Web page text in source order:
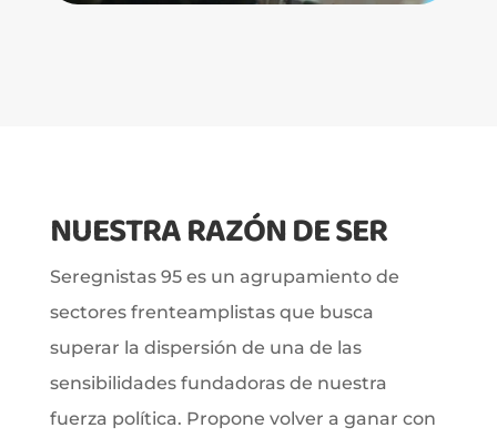
NUESTRA RAZÓN DE SER
Seregnistas 95 es un agrupamiento de
sectores frenteamplistas que busca
superar la dispersión de una de las
sensibilidades fundadoras de nuestra
fuerza política. Propone volver a ganar con